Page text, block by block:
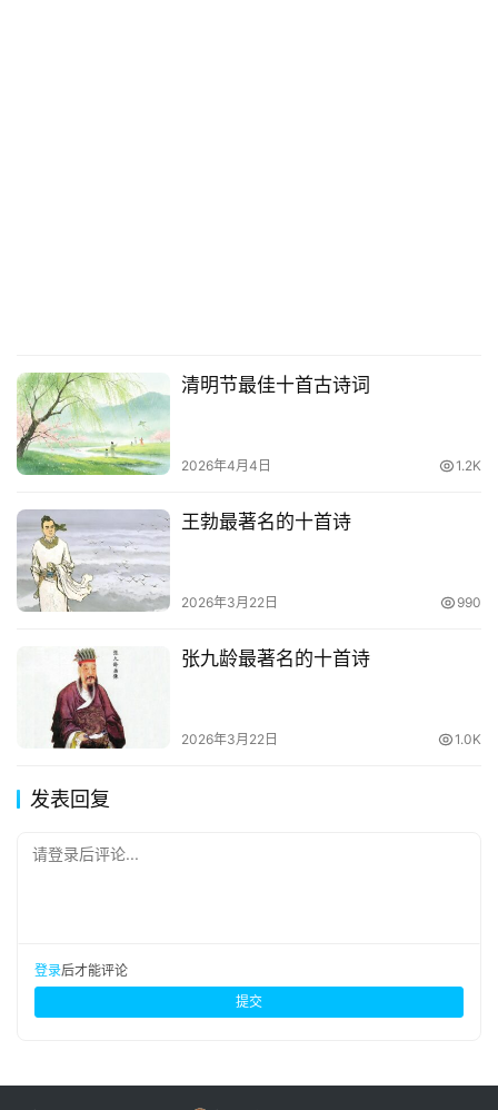
清明节最佳十首古诗词
2026年4月4日 1.2K
王勃最著名的十首诗
2026年3月22日 990
张九龄最著名的十首诗
2026年3月22日 1.0K
发表回复
请登录后评论...
登录后才能评论
提交